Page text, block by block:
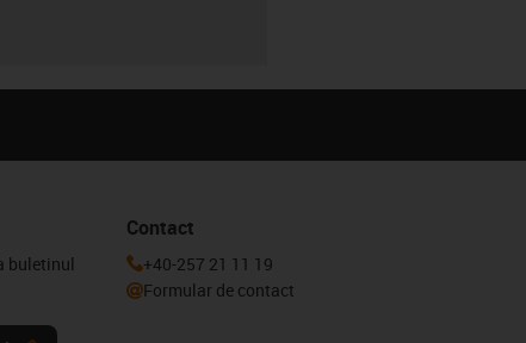
buletinul
Contact
+40-257 21 11 19
Formular de contact